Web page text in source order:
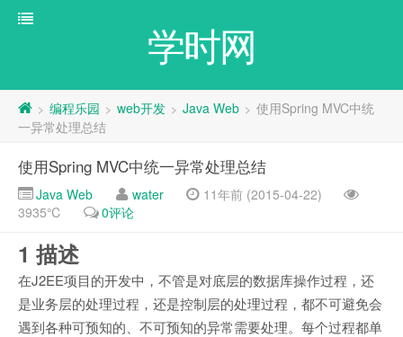
学时网
> 编程乐园 > web开发 > Java Web > 使用Spring MVC中统
一异常处理总结
使用Spring MVC中统一异常处理总结
Java Web water
11年前 (2015-04-22)
3935℃
0评论
1 描述
在J2EE项目的开发中，不管是对底层的数据库操作过程，还
是业务层的处理过程，还是控制层的处理过程，都不可避免会
遇到各种可预知的、不可预知的异常需要处理。每个过程都单